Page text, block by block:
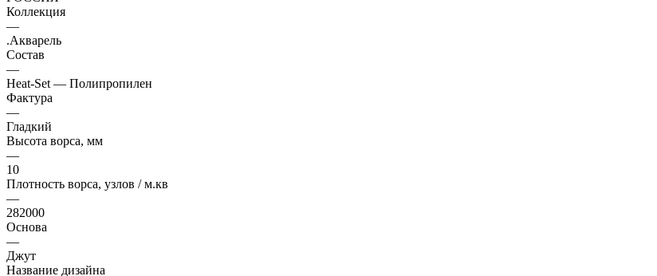
Коллекция
—
.Акварель
Состав
—
Heat-Set — Полипропилен
Фактура
—
Гладкий
Высота ворса, мм
—
10
Плотность ворса, узлов / м.кв
—
282000
Основа
—
Джут
Название дизайна